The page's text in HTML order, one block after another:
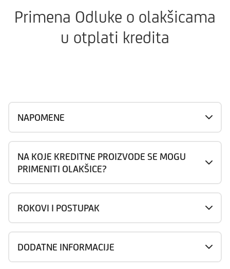
Primena Odluke o olakšicama
u otplati kredita
NAPOMENE
NA KOJE KREDITNE PROIZVODE SE MOGU
PRIMENITI OLAKŠICE?
ROKOVI I POSTUPAK
DODATNE INFORMACIJE